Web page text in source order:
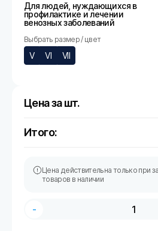
Для людей, нуждающихся в
профилактике и лечении
венозных заболеваний
Выбрать размер / цвет
V VI VII
Цена за шт.
Итого:
Цена действительна только при
товаров в наличии
-